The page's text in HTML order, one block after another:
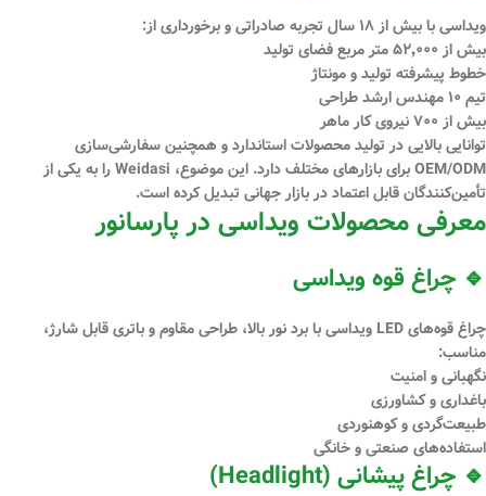
ویداسی با بیش از۱۸ سال تجربه صادراتی
و برخورداری از:
بیش از ۵۲٬۰۰۰ متر مربع فضای تولید
خطوط پیشرفته تولید و مونتاژ
تیم ۱۰ مهندس ارشد طراحی
بیش از ۷۰۰ نیروی کار ماهر
توانایی بالایی در تولید محصولات استاندارد و همچنینسفارشی‌سازی
OEM/ODM
برای بازارهای مختلف دارد. این موضوع، Weidasi را به یکی از
تأمین‌کنندگان قابل اعتماد در بازار جهانی تبدیل کرده است.
معرفی محصولات ویداسی در پارسانور
🔹 چراغ قوه ویداسی
چراغ قوه‌های LED ویداسی با برد نور بالا، طراحی مقاوم و باتری قابل شارژ،
مناسب:
نگهبانی و امنیت
باغداری و کشاورزی
طبیعت‌گردی و کوهنوردی
استفاده‌های صنعتی و خانگی
🔹 چراغ پیشانی (Headlight)